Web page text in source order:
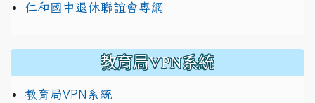
仁和國中退休聯誼會專網
教育局VPN系統
教育局VPN系統